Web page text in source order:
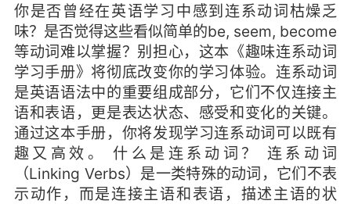
你是否曾经在英语学习中感到连系动词枯燥乏
味？是否觉得这些看似简单的be, seem, become
等动词难以掌握？别担心，这本《趣味连系动词
学习手册》将彻底改变你的学习体验。连系动词
是英语语法中的重要组成部分，它们不仅连接主
语和表语，更是表达状态、感受和变化的关键。
通过这本手册，你将发现学习连系动词可以既有
趣又高效。 什么是连系动词？ 连系动词
（Linking Verbs）是一类特殊的动词，它们不表
示动作，而是连接主语和表语，描述主语的状